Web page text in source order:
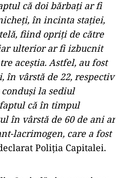
jurul orei 14:20, Direcția
București –
Transportul Public, a
la faptul că, în stația de
1, mai multe
În urma primelor
că doi bărbați ar fi
în incinta stației,